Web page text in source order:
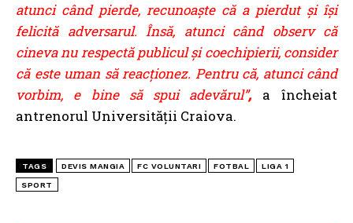
atunci când pierde, recunoaște că a pierdut și își
felicită adversarul. Însă, atunci când observ că
cineva nu respectă publicul și coechipierii, consider
că este uman să reacționez. Pentru că, atunci când
vorbim, e bine să spui adevărul”, a încheiat
antrenorul Universității Craiova.
TAGS DEVIS MANGIA FC VOLUNTARI FOTBAL LIGA 1
SPORT